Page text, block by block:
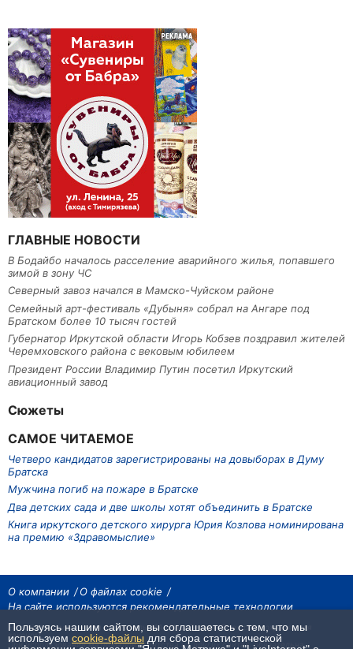
ГЛАВНЫЕ НОВОСТИ
В Бодайбо началось расселение аварийного жилья, попавшего
зимой в зону ЧС
Северный завоз начался в Мамско-Чуйском районе
Семейный арт-фестиваль «Дубыня» собрал на Ангаре под
Братском более 10 тысяч гостей
Губернатор Иркутской области Игорь Кобзев поздравил жителей
Черемховского района с вековым юбилеем
Президент России Владимир Путин посетил Иркутский
авиационный завод
Сюжеты
САМОЕ ЧИТАЕМОЕ
Четверо кандидатов зарегистрированы на довыборах в Думу
Братска
Мужчина погиб на пожаре в Братске
Два детских сада и две школы хотят объединить в Братске
Книга иркутского детского хирурга Юрия Козлова номинирована
на премию «Здравомыслие»
О компании
О файлах cookie
На сайте используются рекомендательные технологии
На сайте размещаются материалы ИА «Наш Север». Все права охраняются
законом.
При использовании материалов агентства на других сайтах, обязательна
Пользуясь нашим сайтом, вы соглашаетесь с тем, что мы
используем cookie-файлы для сбора статистической